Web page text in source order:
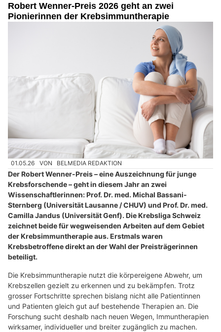
Robert Wenner-Preis 2026 geht an zwei
Pionierinnen der Krebsimmuntherapie
01.05.26 VON BELMEDIA REDAKTION
Der Robert Wenner-Preis – eine Auszeichnung für junge
Krebsforschende – geht in diesem Jahr an zwei
Wissenschaftlerinnen: Prof. Dr. med. Michal Bassani-
Sternberg (Universität Lausanne / CHUV) und Prof. Dr. med.
Camilla Jandus (Universität Genf). Die Krebsliga Schweiz
zeichnet beide für wegweisenden Arbeiten auf dem Gebiet
der Krebsimmuntherapie aus. Erstmals waren
Krebsbetroffene direkt an der Wahl der Preisträgerinnen
beteiligt.
Die Krebsimmuntherapie nutzt die körpereigene Abwehr, um
Krebszellen gezielt zu erkennen und zu bekämpfen. Trotz
grosser Fortschritte sprechen bislang nicht alle Patientinnen
und Patienten gleich gut auf bestehende Therapien an. Die
Forschung sucht deshalb nach neuen Wegen, Immuntherapien
wirksamer, individueller und breiter zugänglich zu machen.